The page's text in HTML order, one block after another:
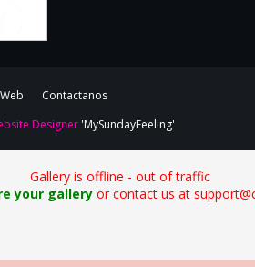
Web
Contactanos
Designer 'MySundayFeeling'
Gallery is offline - out of traffic
your galleryor contact us at